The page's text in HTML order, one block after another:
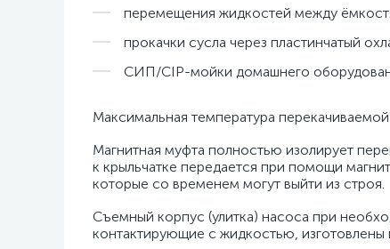
перемещения жидкостей между
прокачки сусла через пластинчатый
СИП/СIP-мойки домашнего
Максимальная температура
Магнитная муфта полностью изолирует
к крыльчатке передается при помощи
которые со временем могут выйти из строя.
Съемный корпус (улитка) насоса при
контактирующие с жидкостью, изготовлены